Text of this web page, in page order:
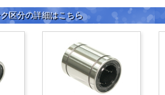
区分の詳細はこちら